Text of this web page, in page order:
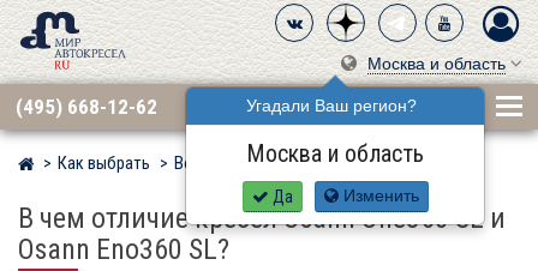
Москва и область
Угадали Ваш регион?
Москва и область
Да Изменить
(495) 668-12-62
Мир детских автокресел
Как выбрать Вопросы
В чем отличие кресел Osann One360 SL и
Osann Eno360 SL?